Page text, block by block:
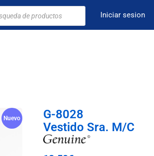
Iniciar sesion
Nuevo
G-8028
Vestido Sra. M/C